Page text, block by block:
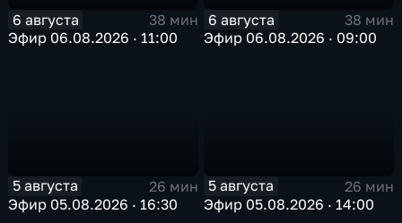
6 августа
38 мин
Эфир 06.08.2026 · 11:00
6 августа
38 мин
Эфир 06.08.2026 · 09:00
5 августа
26 мин
Эфир 05.08.2026 · 16:30
5 августа
26 мин
Эфир 05.08.2026 · 14:00